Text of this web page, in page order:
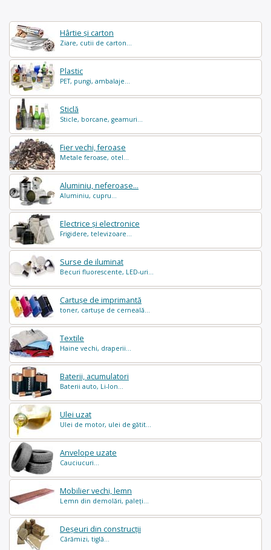
Hârtie și carton
Ziare, cutii de carton...
Plastic
PET, pungi, ambalaje...
Sticlă
Sticle, borcane, geamuri...
Fier vechi, feroase
Metale feroase, otel...
Aluminiu, neferoase...
Aluminiu, cupru...
Electrice și electronice
Frigidere, televizoare...
Surse de iluminat
Becuri fluorescente, LED-uri...
Cartușe de imprimantă
toner, cartușe de cerneală...
Textile
Haine vechi, draperii...
Baterii, acumulatori
Baterii auto, Li-Ion...
Ulei uzat
Ulei de motor, ulei de gătit...
Anvelope uzate
Cauciucuri...
Mobilier vechi, lemn
Lemn din demolări, paleți...
Deșeuri din construcții
Cărămizi, tiglă...